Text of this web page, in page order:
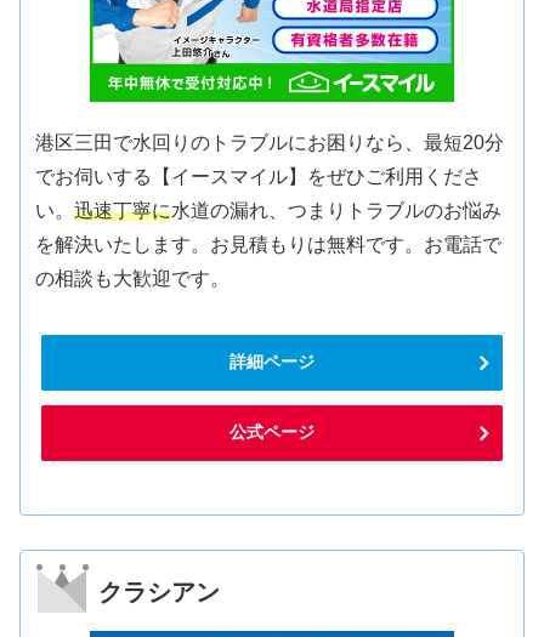
港区三田で水回りのトラブルにお困りなら、最短20分
でお伺いする【イースマイル】をぜひご利用くださ
い。迅速丁寧に水道の漏れ、つまりトラブルのお悩み
を解決いたします。お見積もりは無料です。お電話で
の相談も大歓迎です。
詳細ページ
公式ページ
クラシアン